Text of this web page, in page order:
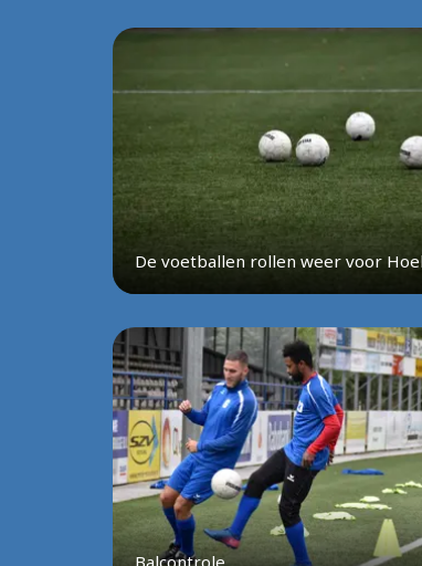
De voetballen rollen weer voor
Balcontrole